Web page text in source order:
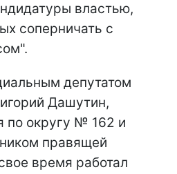
властью,
соперничать с
депутатом
Дашутин,
по округу № 162 и
правящей
время работал